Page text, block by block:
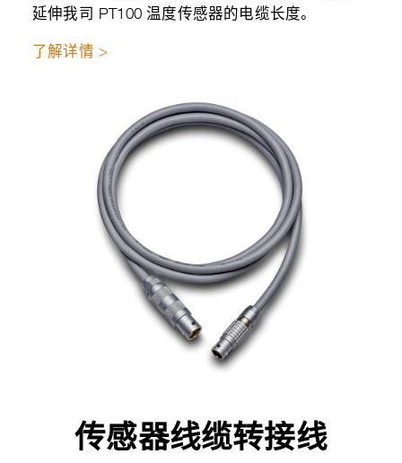
延伸我司 PT100 温度传感器的电缆长度。
了解详情 >
传感器线缆转接线